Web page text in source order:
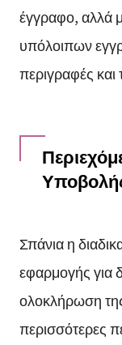
έγγραφο, αλλά
υπόλοιπων
περιγραφές και
Σπάνια η
εφαρμογής για
ολοκλήρωση
περισσότερες